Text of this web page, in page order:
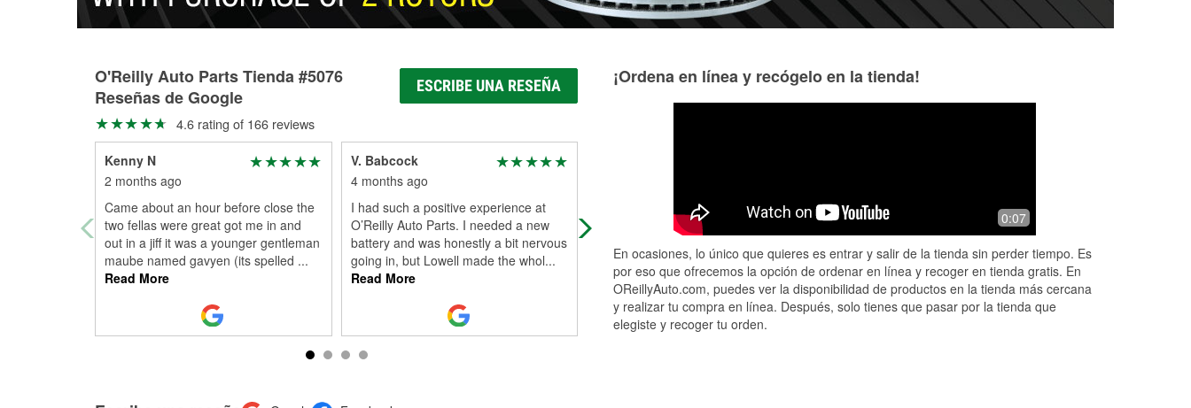
O'Reilly Auto Parts Tienda #5076
Reseñas de Google
ESCRIBE UNA RESEÑA
4.6 rating of 166 reviews
Kenny N
2 months ago
Came about an hour before close the
two fellas were great got me in and
out in a jiff it was a younger gentleman
maube named gavyen (its spelled ...
Read More
V. Babcock
4 months ago
I had such a positive experience at
O’Reilly Auto Parts. I needed a new
battery and was honestly a bit nervous
going in, but Lowell made the whol...
Read More
I needed a bulb replaced and Mikey
had great customer service & was
installation. Thank you!
Staff is knowledgeable and very
helpful .. management is superb and
around
went bad, they
¡Ordena en línea y recógelo en la tienda!
0:07
En ocasiones, lo único que quieres es entrar y salir de la tienda sin perder tiempo. Es
por eso que ofrecemos la opción de ordenar en línea y recoger en tienda gratis. En
OReillyAuto.com, puedes ver la disponibilidad de productos en la tienda más cercana
y realizar tu compra en línea. Después, solo tienes que pasar por la tienda que
elegiste y recoger tu orden.